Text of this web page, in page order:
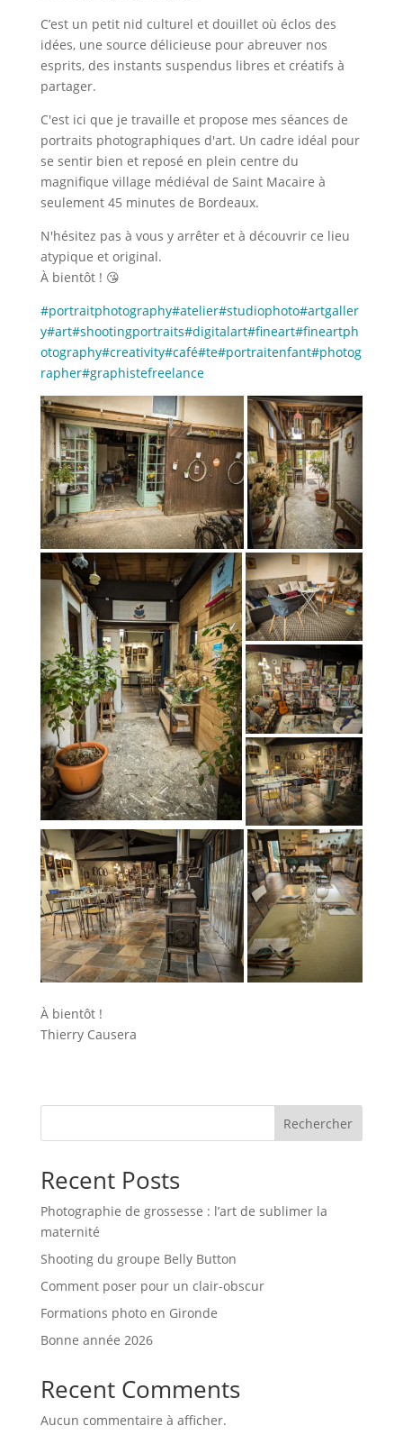
C’est un petit nid culturel et douillet où éclos des
idées, une source délicieuse pour abreuver nos
esprits, des instants suspendus libres et créatifs à
partager.
C'est ici que je travaille et propose mes séances de
portraits photographiques d'art. Un cadre idéal pour
se sentir bien et reposé en plein centre du
magnifique village médiéval de Saint Macaire à
seulement 45 minutes de Bordeaux.
N'hésitez pas à vous y arrêter et à découvrir ce lieu
atypique et original.
À bientôt ! 😘
#portraitphotography#atelier#studiophoto#artgaller
y#art#shootingportraits#digitalart#fineart#fineartph
otography#creativity#café#te#portraitenfant#photog
rapher#graphistefreelance
À bientôt !
Thierry Causera
Rechercher
Recent Posts
Photographie de grossesse : l’art de sublimer la
maternité
Shooting du groupe Belly Button
Comment poser pour un clair-obscur
Formations photo en Gironde
Bonne année 2026
Recent Comments
Aucun commentaire à afficher.